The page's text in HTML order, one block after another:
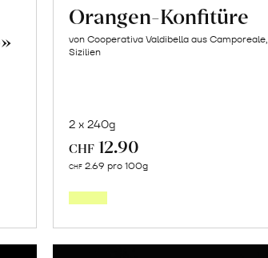
Orangen-Konfitüre
von Cooperativa Valdibella aus Camporeale,
Sizilien
2 x 240g
CHF 12.90
CHF 2.69 pro 100g
Konfitüre